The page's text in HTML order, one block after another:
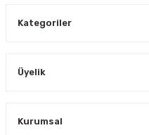
Kategoriler
Üyelik
Kurumsal